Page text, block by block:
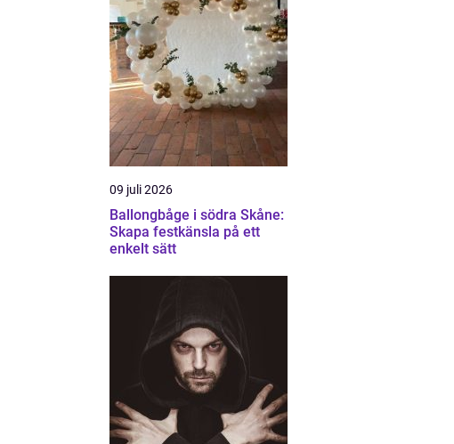
09 juli 2026
Ballongbåge i södra Skåne:
Skapa festkänsla på ett
enkelt sätt